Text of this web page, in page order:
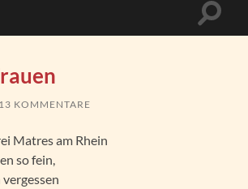
13 KOMMENTARE
Matres am Rhein
so fein,